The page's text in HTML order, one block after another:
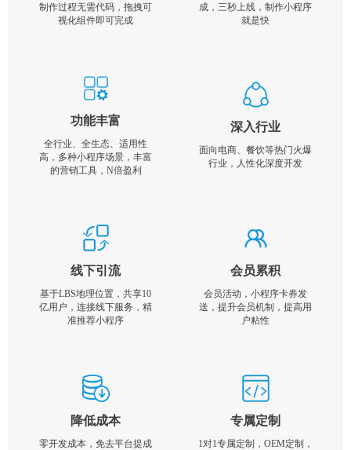
制作过程无需代码，拖拽可
视化组件即可完成
成，三秒上线，制作小程序
就是快
功能丰富
全行业、全生态、适用性
高，多种小程序场景，丰富
的营销工具，N倍盈利
深入行业
面向电商、餐饮等热门火爆
行业，人性化深度开发
线下引流
基于LBS地理位置，共享10
亿用户，连接线下服务，精
准推荐小程序
会员累积
会员活动，小程序卡券发
送，提升会员机制，提高用
户粘性
降低成本
零开发成本，免去平台提成
专属定制
1对1专属定制，OEM定制，